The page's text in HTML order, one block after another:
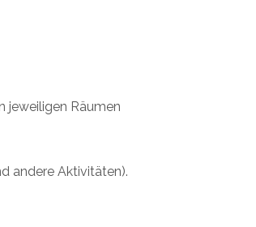
jeweiligen Räumen
andere Aktivitäten).